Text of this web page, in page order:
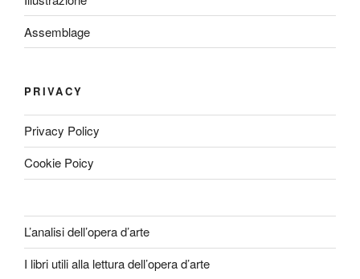
Assemblage
PRIVACY
Privacy Policy
Cookie Poicy
L’analisi dell’opera d’arte
I libri utili alla lettura dell’opera d’arte